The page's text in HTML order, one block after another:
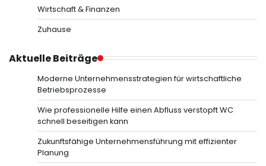
Wirtschaft & Finanzen
Zuhause
Aktuelle Beiträge
Moderne Unternehmensstrategien für wirtschaftliche
Betriebsprozesse
Wie professionelle Hilfe einen Abfluss verstopft WC
schnell beseitigen kann
Zukunftsfähige Unternehmensführung mit effizienter
Planung